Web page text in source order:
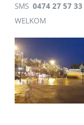
SMS 0474 27 57 33
WELKOM